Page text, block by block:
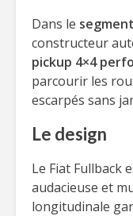
Dans le
constructeur
pickup 4×4
parcourir les
escarpés sans
Le design
Le Fiat Fullback
audacieuse et
longitudinale